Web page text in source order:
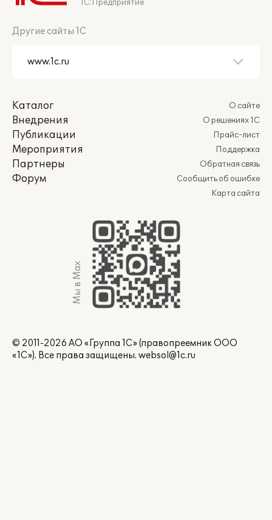
1С:Предприятие
Другие сайты 1С
Каталог
Внедрения
Публикации
Мероприятия
Партнеры
Форум
О сайте
О решениях 1С
Прайс-лист
Поддержка
Обратная связь
Сообщить об ошибке
Карта сайта
Мы в Max
© 2011-2026 АО «Группа 1С» (правопреемник ООО
«1С»). Все права защищены. websol@1c.ru